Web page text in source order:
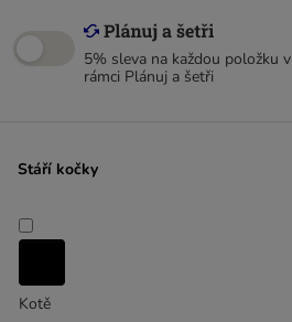
Cat´s Love
Encore
Felix
5% sleva na každou položku v
rámci Plánuj a šetři
Stáří kočky
Kotě